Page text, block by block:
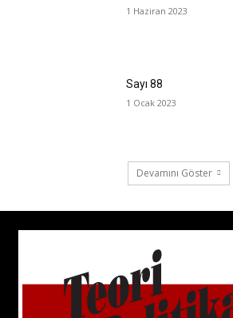
1 Haziran 2023
Sayı 88
1 Ocak 2023
Devamını Göster